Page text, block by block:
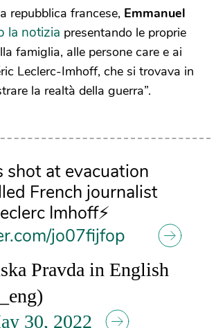
repubblica francese, Emmanuel
la notizia presentando le proprie
famiglia, alle persone care e ai
Leclerc-Imhoff, che si trovava in
la realtà della guerra”.
shot at evacuation
French journalist
Imhoff⚡️
jo07fijfop
Pravda in English
30, 2022